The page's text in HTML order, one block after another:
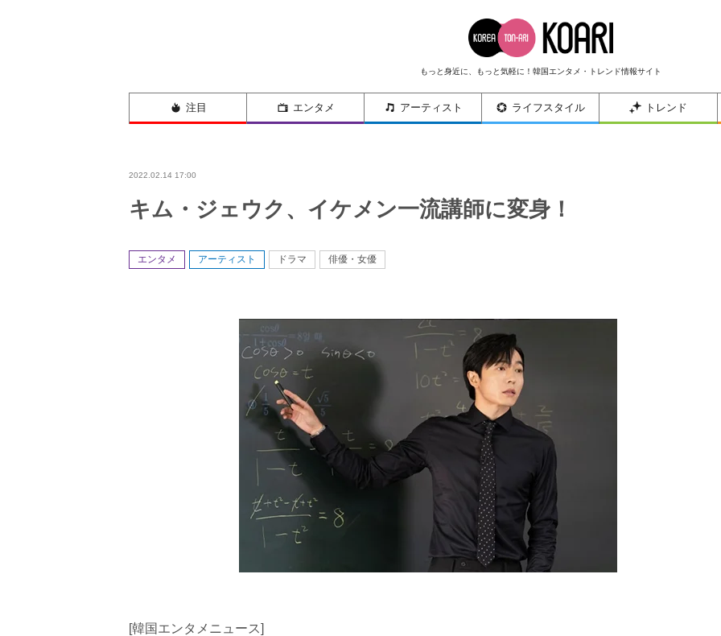
もっと身近に、もっと気軽に！韓国エンタメ・トレンド情報サイト
注目 エンタメ アーティスト ライフスタイル トレンド
2022.02.14 17:00
キム・ジェウク、イケメン一流講師に変身！
エンタメ アーティスト ドラマ 俳優・女優
[韓国エンタメニュース]